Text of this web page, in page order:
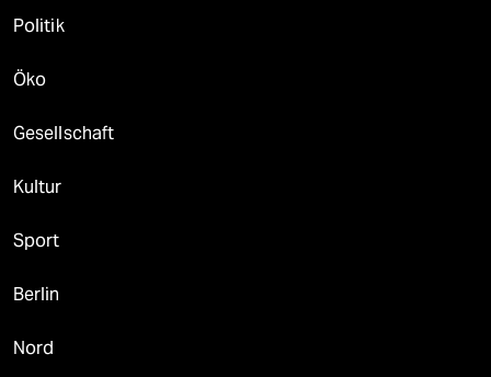
Politik
Öko
Gesellschaft
Kultur
Sport
Berlin
Nord